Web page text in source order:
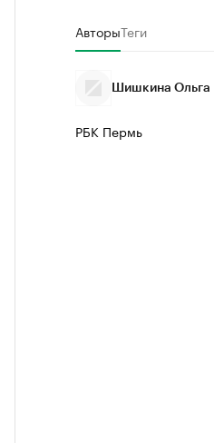
АвторыТеги
Шишкина Ольга
РБК Пермь